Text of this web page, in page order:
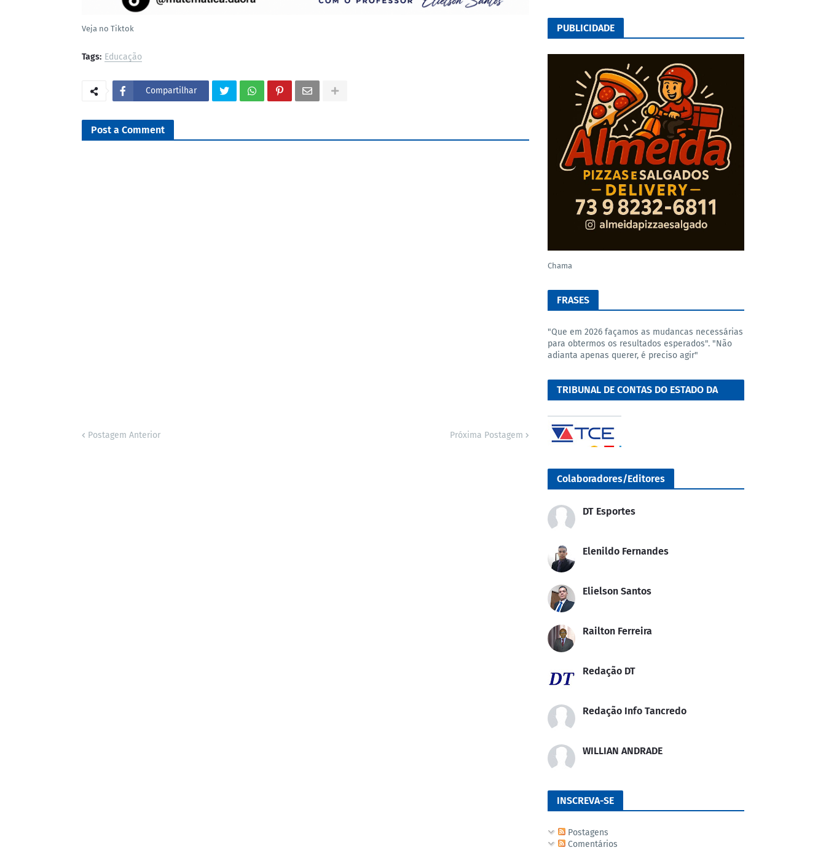
Veja no Tiktok
Tags: Educação
Compartilhar
Post a Comment
Postagem Anterior Próxima Postagem
PUBLICIDADE
Chama
FRASES
"Que em 2026 façamos as mudancas necessárias
para obtermos os resultados esperados". "Não
adianta apenas querer, é preciso agir"
TRIBUNAL DE CONTAS DO ESTADO DA
Colaboradores/Editores
DT Esportes
Elenildo Fernandes
Elielson Santos
Railton Ferreira
Redação DT
Redação Info Tancredo
WILLIAN ANDRADE
INSCREVA-SE
Postagens
Comentários